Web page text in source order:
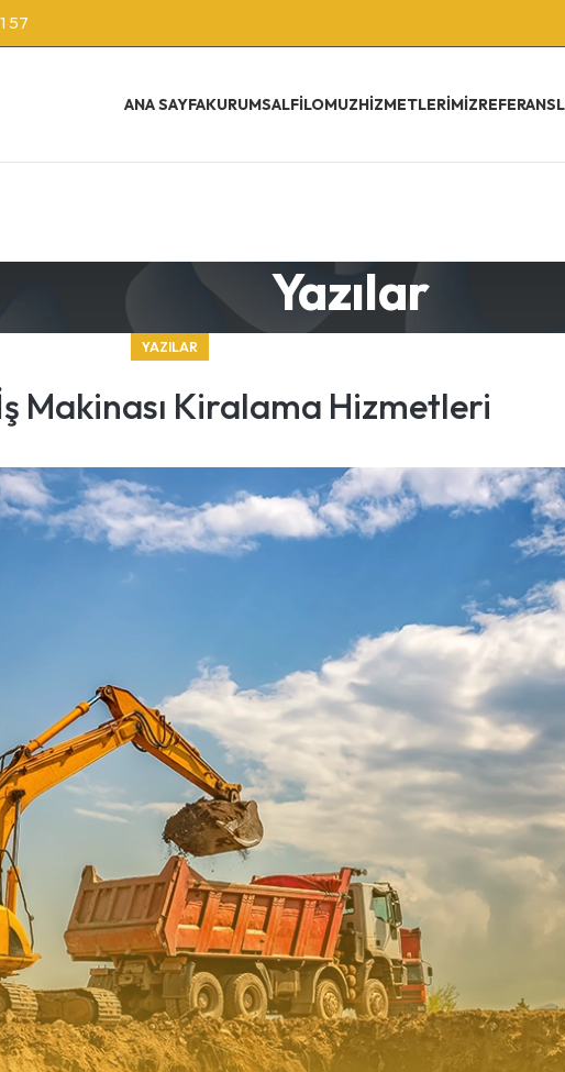
57
ANA SAYFAKURUMSALFILOMUZHIZMETLERIMIZ
Yazılar
YAZILAR
Makinası Kiralama Hizmetleri